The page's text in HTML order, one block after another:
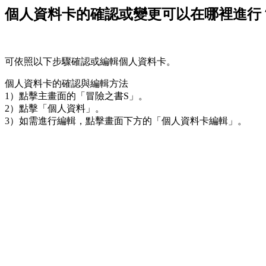
個人資料卡的確認或變更可以在哪裡進行
可依照以下步驟確認或編輯個人資料卡。
個人資料卡的確認與編輯方法
1）點擊主畫面的「冒險之書S」。
2）點擊「個人資料」。
3）如需進行編輯，點擊畫面下方的「個人資料卡編輯」。